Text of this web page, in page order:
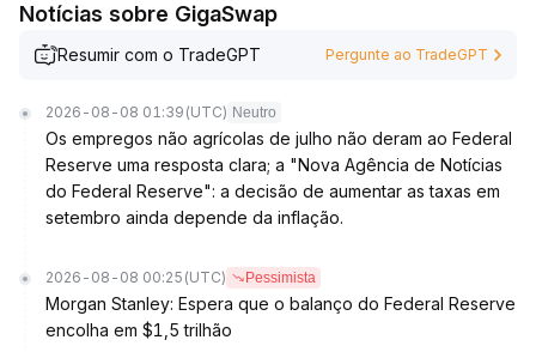
Notícias sobre GigaSwap
Resumir com o TradeGPT Pergunte ao TradeGPT
2026-08-08 01:39 (UTC) Neutro
Os empregos não agrícolas de julho não deram ao Federal
Reserve uma resposta clara; a "Nova Agência de Notícias
do Federal Reserve": a decisão de aumentar as taxas em
setembro ainda depende da inflação.
2026-08-08 00:25 (UTC) Pessimista
Morgan Stanley: Espera que o balanço do Federal Reserve
encolha em $1,5 trilhão